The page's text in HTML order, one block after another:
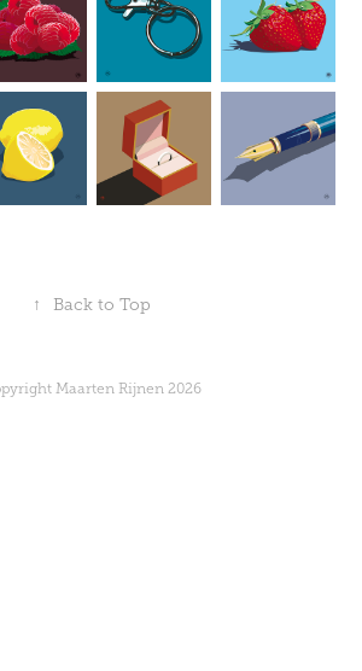
↑ Back to Top
Maarten Rijnen 2026